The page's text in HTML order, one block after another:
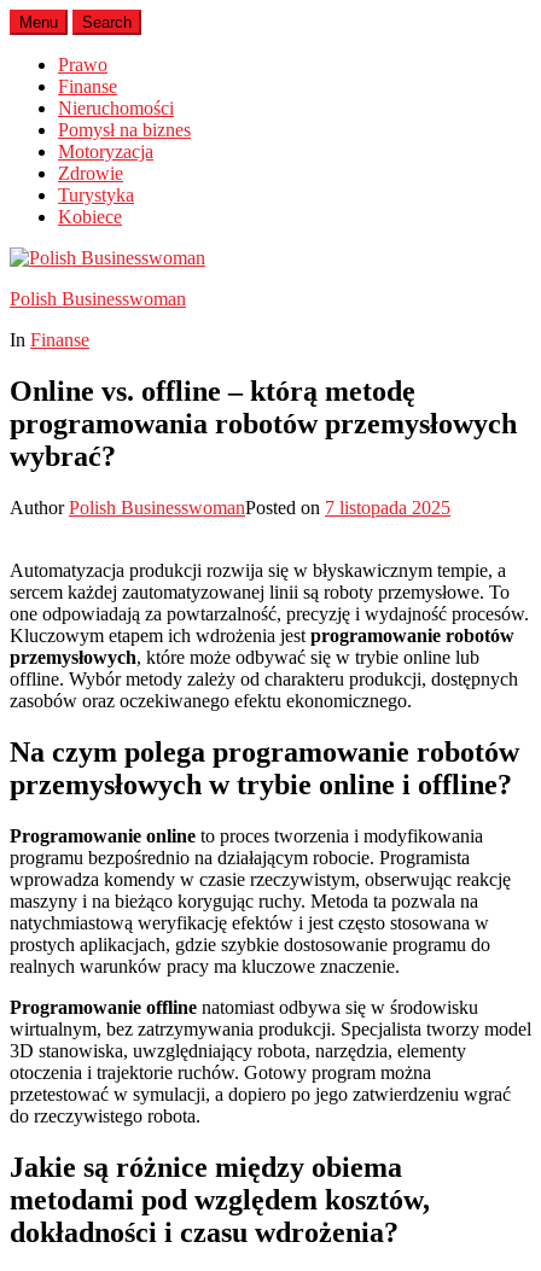
Menu Search
Prawo
Finanse
Nieruchomości
Pomysł na biznes
Motoryzacja
Zdrowie
Turystyka
Kobiece
Polish Businesswoman
In Finanse
Online vs. offline – którą metodę
programowania robotów przemysłowych
wybrać?
AuthorPolish BusinesswomanPosted on 7 listopada 2025
Automatyzacja produkcji rozwija się w błyskawicznym tempie, a
sercem każdej zautomatyzowanej linii są roboty przemysłowe. To
one odpowiadają za powtarzalność, precyzję i wydajność procesów.
Kluczowym etapem ich wdrożenia jest programowanie robotów
przemysłowych, które może odbywać się w trybie online lub
offline. Wybór metody zależy od charakteru produkcji, dostępnych
zasobów oraz oczekiwanego efektu ekonomicznego.
Na czym polega programowanie robotów
przemysłowych w trybie online i offline?
Programowanie online to proces tworzenia i modyfikowania
programu bezpośrednio na działającym robocie. Programista
wprowadza komendy w czasie rzeczywistym, obserwując reakcję
maszyny i na bieżąco korygując ruchy. Metoda ta pozwala na
natychmiastową weryfikację efektów i jest często stosowana w
prostych aplikacjach, gdzie szybkie dostosowanie programu do
realnych warunków pracy ma kluczowe znaczenie.
Programowanie offline natomiast odbywa się w środowisku
wirtualnym, bez zatrzymywania produkcji. Specjalista tworzy model
3D stanowiska, uwzględniający robota, narzędzia, elementy
otoczenia i trajektorie ruchów. Gotowy program można
przetestować w symulacji, a dopiero po jego zatwierdzeniu wgrać
do rzeczywistego robota.
Jakie są różnice między obiema
metodami pod względem kosztów,
dokładności i czasu wdrożenia?